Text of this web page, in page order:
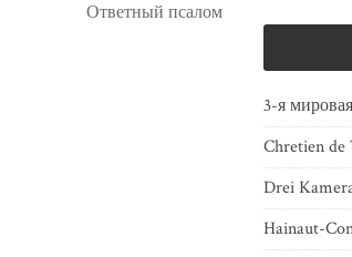
Ответный псалом
3-я мировая
Chretien de
Drei
Hainaut-